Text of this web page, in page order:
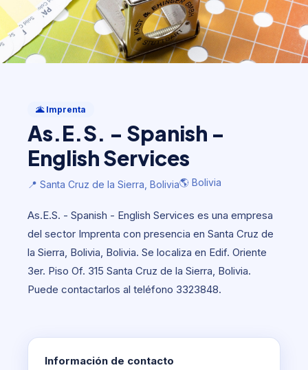
As.E.S. - Spanish - English Services
📍 Santa Cruz de la Sierra, Bolivia🌎 Bolivia
🌋 Imprenta
As.E.S. - Spanish -
English Services
📍 Santa Cruz de la Sierra, Bolivia🌎 Bolivia
As.E.S. - Spanish - English Services es una empresa
del sector Imprenta con presencia en Santa Cruz de
la Sierra, Bolivia, Bolivia. Se localiza en Edif. Oriente
3er. Piso Of. 315 Santa Cruz de la Sierra, Bolivia.
Puede contactarlos al teléfono 3323848.
Información de contacto